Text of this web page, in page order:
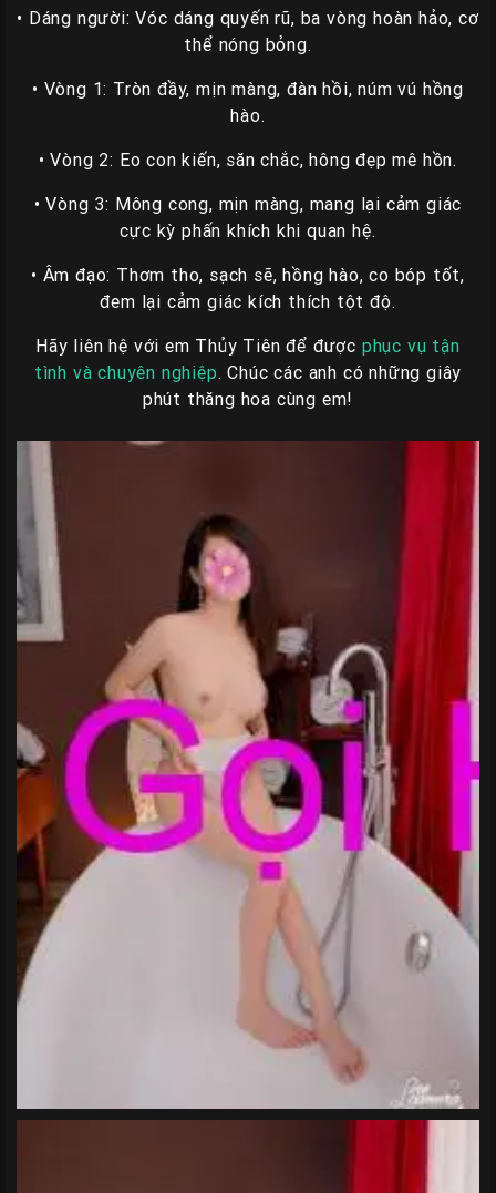
Gái
• Dáng người: Vóc dáng quyến rũ, ba vòng hoàn hảo, cơ
thể nóng bỏng.
• Vòng 1: Tròn đầy, mịn màng, đàn hồi, núm vú hồng
hào.
• Vòng 2: Eo con kiến, săn chắc, hông đẹp mê hồn.
• Vòng 3: Mông cong, mịn màng, mang lại cảm giác
cực kỳ phấn khích khi quan hệ.
• Âm đạo: Thơm tho, sạch sẽ, hồng hào, co bóp tốt,
đem lại cảm giác kích thích tột độ.
Hãy liên hệ với em Thủy Tiên để được phục vụ tận
tình và chuyên nghiệp. Chúc các anh có những giây
phút thăng hoa cùng em!